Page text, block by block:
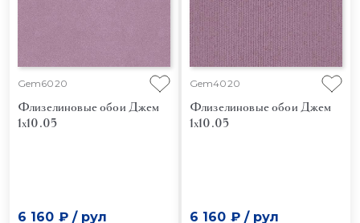
Gem6020
Флизелиновые обои Джем
1x10.05
6 160 ₽/ рул
Gem4020
Флизелиновые обои Джем
1x10.05
6 160 ₽/ рул